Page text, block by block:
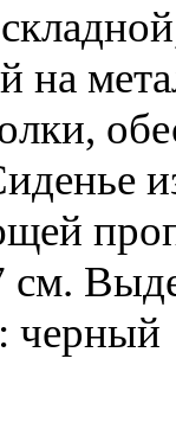
на
см.
черный